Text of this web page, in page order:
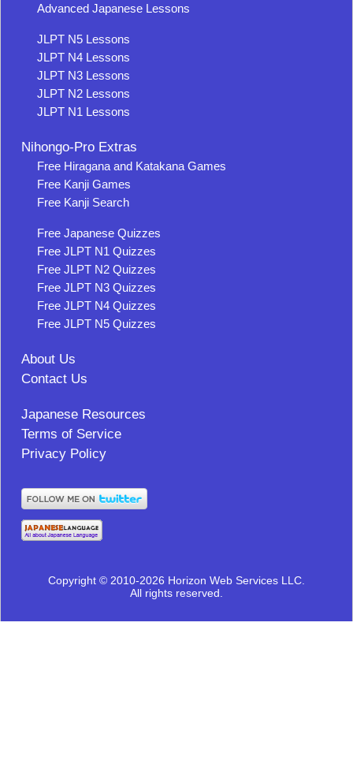
Advanced Japanese Lessons
JLPT N5 Lessons
JLPT N4 Lessons
JLPT N3 Lessons
JLPT N2 Lessons
JLPT N1 Lessons
Nihongo-Pro Extras
Free Hiragana and Katakana Games
Free Kanji Games
Free Kanji Search
Free Japanese Quizzes
Free JLPT N1 Quizzes
Free JLPT N2 Quizzes
Free JLPT N3 Quizzes
Free JLPT N4 Quizzes
Free JLPT N5 Quizzes
About Us
Contact Us
Japanese Resources
Terms of Service
Privacy Policy
Copyright © 2010-2026 Horizon Web Services LLC.
All rights reserved.